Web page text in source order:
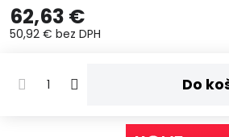
62,63 €
50,92 € bez DPH
Do